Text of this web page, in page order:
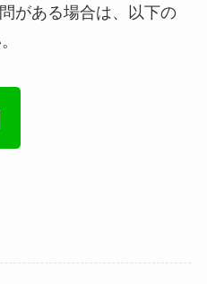
がある場合は、以下の